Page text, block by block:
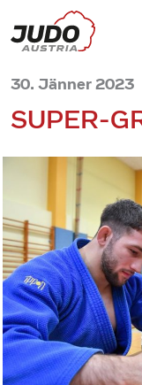
30. Jänner 2023
SUPER-